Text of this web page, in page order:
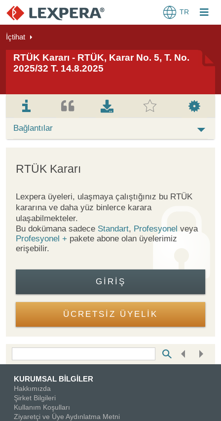
TR
İçtihat
RTÜK Kararı - RTÜK, Karar No. 5, T. No.
2025/32 T. 14.8.2025
Bağlantılar
RTÜK Kararı
Lexpera üyeleri, ulaşmaya çalıştığınız bu RTÜK
kararına ve daha yüz binlerce karara
ulaşabilmekteler.
Bu dokümana sadece Standart, Profesyonel veya
Profesyonel + pakete abone olan üyelerimiz
erişebilir.
GIRIŞ
ÜCRETSİZ ÜYELİK
KURUMSAL BİLGİLER
Hakkımızda
Şirket Bilgileri
Kullanım Koşulları
Ziyaretçi ve Üye Aydınlatma Metni